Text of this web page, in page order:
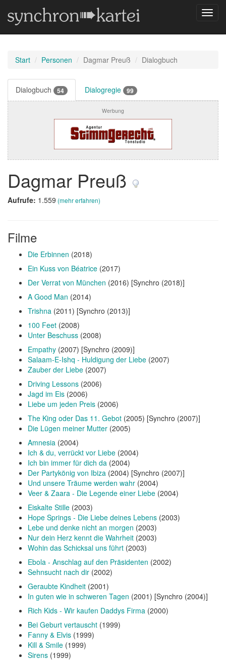
Start Personen Dagmar Preuß Dialogbuch
Dialogbuch 54 Dialogregie 99
Werbung
Dagmar Preuß
Aufrufe: 1.559 (mehr erfahren)
Filme
Die Erbinnen (2018)
Ein Kuss von Béatrice (2017)
Der Verrat von München (2016) [Synchro (2018)]
A Good Man (2014)
Trishna (2011) [Synchro (2013)]
100 Feet (2008)
Unter Beschuss (2008)
Empathy (2007) [Synchro (2009)]
Salaam-E-Ishq - Huldigung der Liebe (2007)
Zauber der Liebe (2007)
Driving Lessons (2006)
Jagd im Eis (2006)
Liebe um jeden Preis (2006)
The King oder Das 11. Gebot (2005) [Synchro (2007)]
Die Lügen meiner Mutter (2005)
Amnesia (2004)
Ich & du, verrückt vor Liebe (2004)
Ich bin immer für dich da (2004)
Der Partykönig von Ibiza (2004) [Synchro (2007)]
Und unsere Träume werden wahr (2004)
Veer & Zaara - Die Legende einer Liebe (2004)
Eiskalte Stille (2003)
Hope Springs - Die Liebe deines Lebens (2003)
Lebe und denke nicht an morgen (2003)
Nur dein Herz kennt die Wahrheit (2003)
Wohin das Schicksal uns führt (2003)
Ebola - Anschlag auf den Präsidenten (2002)
Sehnsucht nach dir (2002)
Geraubte Kindheit (2001)
In guten wie in schweren Tagen (2001) [Synchro (2004)]
Rich Kids - Wir kaufen Daddys Firma (2000)
Bei Geburt vertauscht (1999)
Fanny & Elvis (1999)
Kill & Smile (1999)
Sirens (1999)